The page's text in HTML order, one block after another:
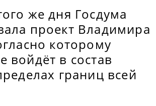
же дня Госдума
проект Владимира
которому
войдёт в состав
границ всей